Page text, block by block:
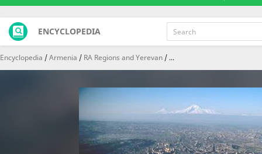
ENCYCLOPEDIA
Encyclopedia Armenia RA Regions and Yerevan ...